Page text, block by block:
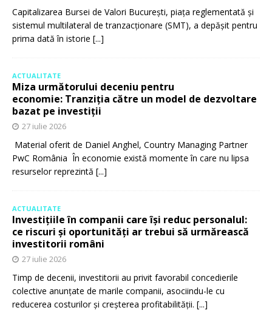
Capitalizarea Bursei de Valori București, piața reglementată și
sistemul multilateral de tranzacționare (SMT), a depășit pentru
prima dată în istorie [...]
ACTUALITATE
Miza următorului deceniu pentru
economie: Tranziția către un model de dezvoltare
bazat pe investiții
27 iulie 2026
Material oferit de Daniel Anghel, Country Managing Partner
PwC România În economie există momente în care nu lipsa
resurselor reprezintă [...]
ACTUALITATE
Investițiile în companii care își reduc personalul:
ce riscuri și oportunități ar trebui să urmărească
investitorii români
27 iulie 2026
Timp de decenii, investitorii au privit favorabil concedierile
colective anunțate de marile companii, asociindu-le cu
reducerea costurilor și creșterea profitabilității. [...]